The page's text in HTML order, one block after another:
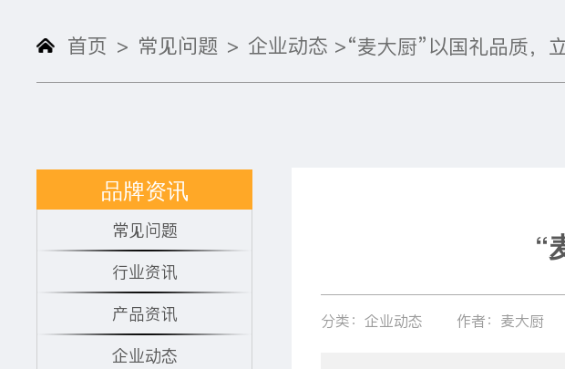
首页 > 常见问题 > 企业动态 >“麦大厨”以国礼品质，
品牌资讯
常见问题
行业资讯
产品资讯
企业动态
“
分类：企业动态 作者：麦大厨